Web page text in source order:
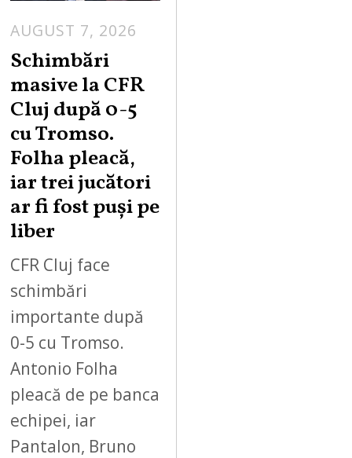
AUGUST 7, 2026
Schimbări
masive la CFR
Cluj după 0-5
cu Tromso.
Folha pleacă,
iar trei jucători
ar fi fost puși pe
liber
CFR Cluj face
schimbări
importante după
0-5 cu Tromso.
Antonio Folha
pleacă de pe banca
echipei, iar
Pantalon, Bruno